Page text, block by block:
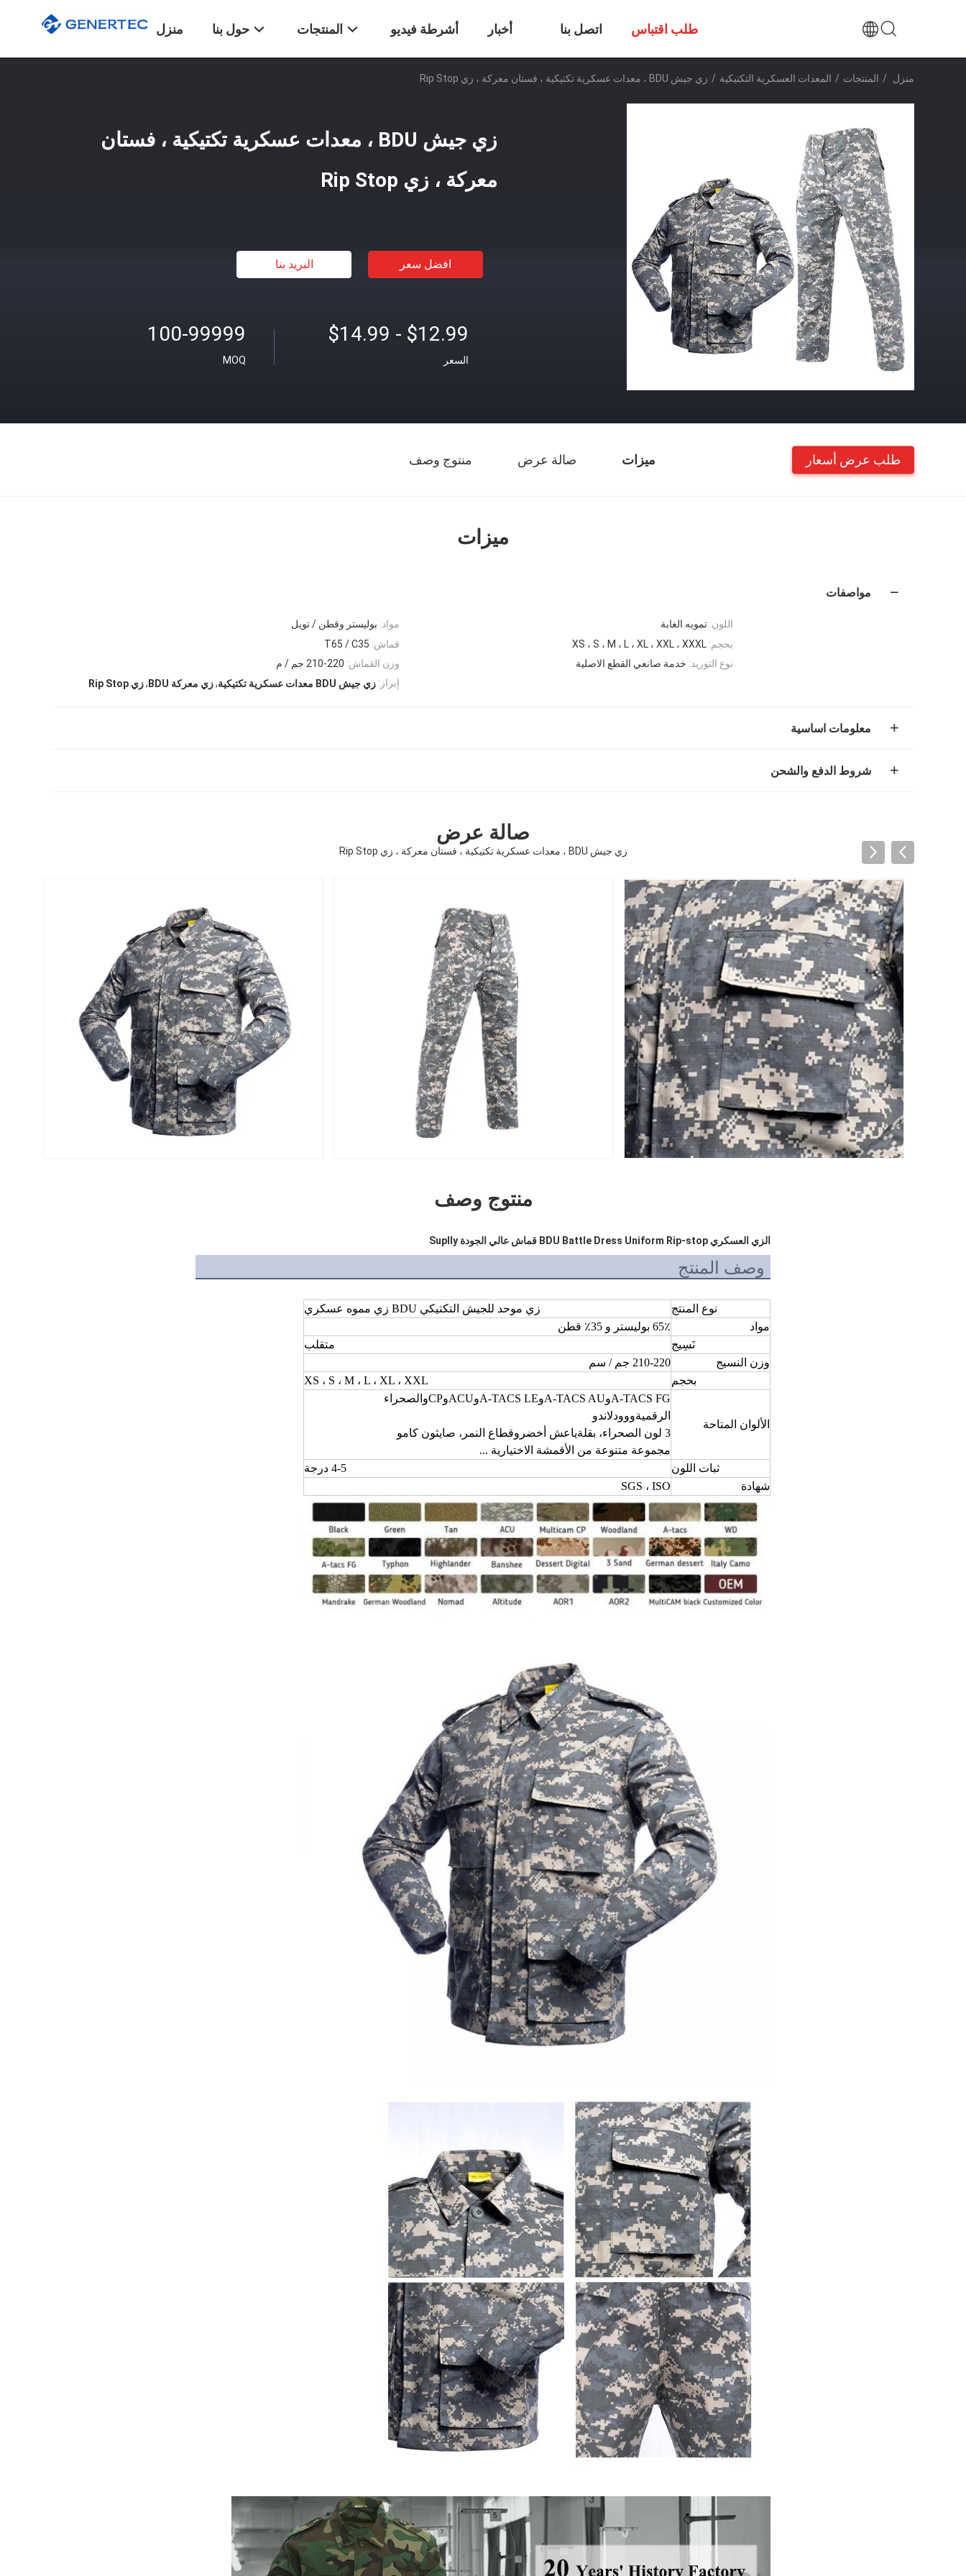
منزل حول بنا المنتجات أشرطة فيديو أخبار اتصل بنا طلب اقتباس
منزل / المنتجات / المعدات العسكرية التكتيكية / زي جيش BDU ، معدات عسكرية تكتيكية ، فستان معركة ، زي Rip Stop
زي جيش BDU ، معدات عسكرية تكتيكية ، فستان
معركة ، زي Rip Stop
افضل سعر البريد بنا
100-99999
MOQ
$12.99 - $14.99
السعر
ميزات صالة عرض منتوج وصف طلب عرض أسعار
ميزات
مواصفات
مواد: بوليستر وقطن / تويل اللون: تمويه الغابة
قماش: T65 / C35 بحجم: XS ، S ، M ، L ، XL ، XXL ، XXXL
وزن القماش: 210-220 جم / م نوع التوريد: خدمة صانعي القطع الاصلية
إبراز: زي جيش BDU معدات عسكرية تكتيكية ,زي معركة BDU ,زي Rip Stop
معلومات اساسية
شروط الدفع والشحن
صالة عرض
زي جيش BDU ، معدات عسكرية تكتيكية ، فستان معركة ، زي Rip Stop
منتوج وصف
الزي العسكري BDU Battle Dress Uniform Rip-stop قماش عالي الجودة Suplly
وصف المنتج
نوع المنتج
زي موحد للجيش التكتيكي BDU زي مموه عسكري
مواد
65٪ بوليستر و 35٪ قطن
نَسِيج
متقلب
وزن النسيج
210-220 جم / سم
بحجم
XS ، S ، M ، L ، XL ، XXL
الألوان المتاحة
A-TACS FGوA-TACS AUوA-TACS LEوACUوCPو الصحراء
الرقميةووودلاندو
3 لون الصحراء
، بقلةياعش أخضر وقطاع النمر ، صايثون كامو
مجموعة متنوعة من الأقمشة الاختيارية ...
ثبات اللون
4-5 درجة
شهادة
SGS ، ISO